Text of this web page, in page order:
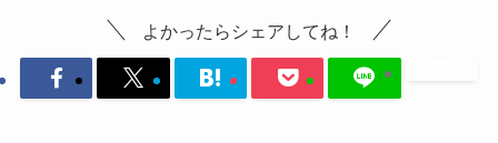
よかったらシェアしてね！